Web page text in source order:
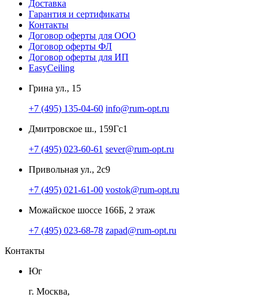
Доставка
Гарантия и сертификаты
Контакты
Договор оферты для ООО
Договор оферты ФЛ
Договор оферты для ИП
EasyCeiling
Грина ул., 15
+7 (495) 135-04-60 info@rum-opt.ru
Дмитровское ш., 159Гс1
+7 (495) 023-60-61 sever@rum-opt.ru
Привольная ул., 2с9
+7 (495) 021-61-00 vostok@rum-opt.ru
Можайское шоссе 166Б, 2 этаж
+7 (495) 023-68-78 zapad@rum-opt.ru
Контакты
Юг
г. Москва,